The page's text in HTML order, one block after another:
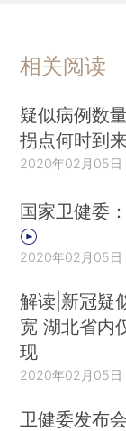
相关阅读
疑似病例数
拐点何时到
2020年02月05日
国家卫健委
2020年02月05日
解读|新冠疑
宽 湖北省内
现
2020年02月05日
卫健委发布